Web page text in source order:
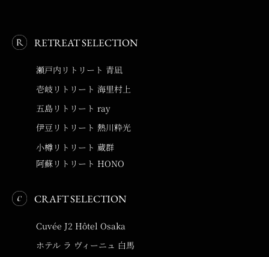
RETREAT SELECTION
瀬戸内リトリート 青凪
壱岐リトリート 海里村上
五島リトリート ray
伊豆リトリート 熱川粋光
小樽リトリート 蔵群
阿蘇リトリート HONO
CRAFT SELECTION
Cuvée J2 Hôtel Osaka
ホテル ラ ヴィーニュ 白馬